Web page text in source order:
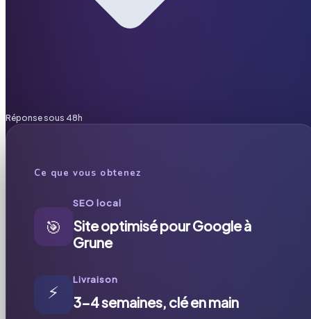
Réponse sous 48h
Ce que vous obtenez
🎯
SEO local
Site optimisé pour Google à
Grune
⚡
Livraison
3-4 semaines, clé en main